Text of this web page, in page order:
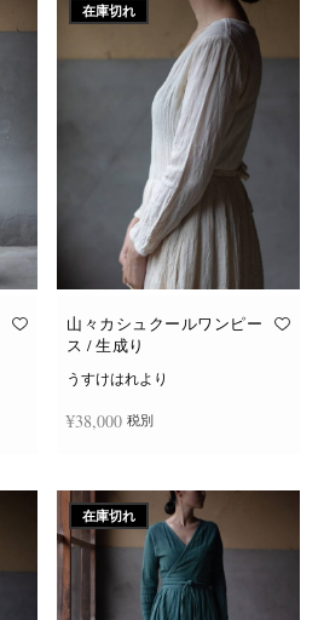
在庫切れ
山々カシュクールワンピー
ス / 生成り
うすけはれより
¥38,000 税別
在庫切れ